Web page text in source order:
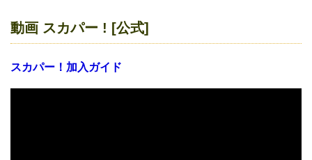
動画 スカパー ! [公式]
スカパー！加入ガイド